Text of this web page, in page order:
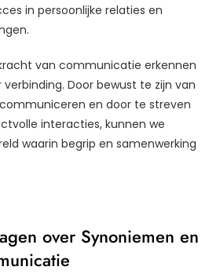
in persoonlijke relaties en
van communicatie erkennen
Door bewust te zijn van
en door te streven
interacties, kunnen we
waarin begrip en samenwerking
over Synoniemen en